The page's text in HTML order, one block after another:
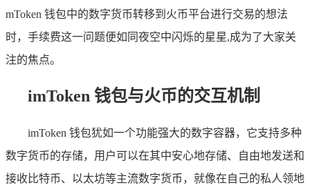
mToken 钱包中的数字货币转移到火币平台进行交易的想法
时，手续费这一问题便如同夜空中闪烁的星星,成为了大家关
注的焦点。
imToken 钱包与火币的交互机制
imToken 钱包犹如一个功能强大的数字容器，它支持多种
数字货币的存储，用户可以在其中安心地存储、自由地发送和
接收比特币、以太坊等主流数字货币，就像在自己的私人领地